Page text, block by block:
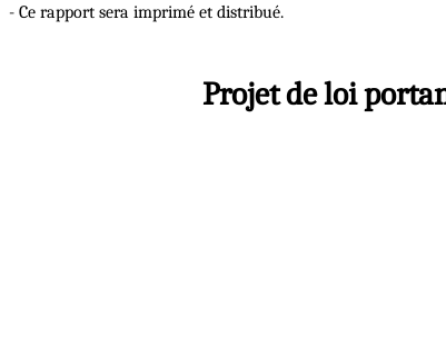
- Ce rapport sera imprimé et distribué.
Projet de loi